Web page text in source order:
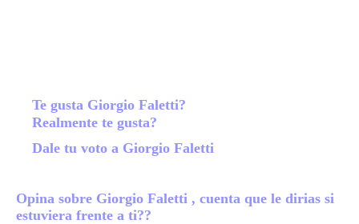
Te gusta Giorgio Faletti?
Realmente te gusta?
Dale tu voto a Giorgio Faletti
Opina sobre Giorgio Faletti , cuenta que le dirias si
estuviera frente a ti??